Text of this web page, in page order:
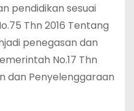
pendidikan sesuai
Thn 2016 Tentang
penegasan dan
No.17 Thn
dan Penyelenggaraan